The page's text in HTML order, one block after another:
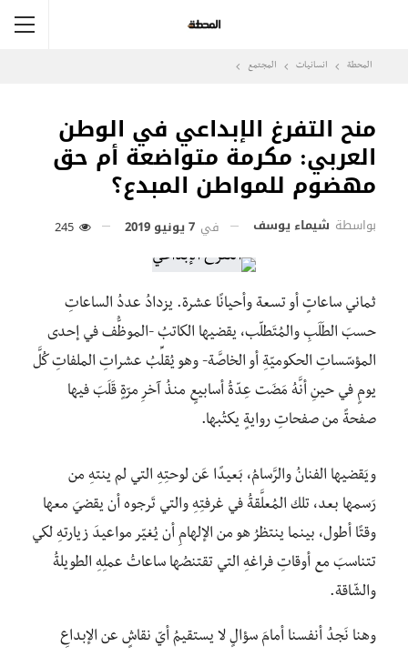
المحطة انسانيات المجتمع
منح التفرغ الإبداعي في الوطن
العربي: مكرمة متواضعة أم حق
مهضوم للمواطن المبدع؟
بواسطة شيماء يوسف في 7 يونيو 2019
ثماني ساعاتٍ أو تسعة وأحيانًا عشرة. يزدادُ عددُ الساعاتِ
حسبَ الطَلَبِ والمُتَطلّب، يقضيها الكاتبُ -الموظُّف في إحدى
المؤسّساتِ الحكوميّةِ أو الخاصَّة- وهو يُقلِّبُ عشراتِ الملفاتِ كُلَّ
يومٍ في حينِ أنَّهُ مَضَت عِدّةُ أسابيعٍ منذُ آخرِ مرّةٍ قَلَبَ فيها
صفحةً من صفحاتِ روايةٍ يكتُبها.
ويَقضيها الفنانُ والرَّسامُ، بَعيدًا عَن لوحتِهِ التي لم ينتهِ من
رَسمها بعد، تلك المُعلَّقةُ في غرفتِهِ والتي تَرجوه أن يقضيَ معها
وقتًا أطول، بينما ينتظرُ هو من الإلهامِ أن يُغيّر مواعيدَ زيارتِهِ لكي
تتناسبَ مع أوقاتِ فراغهِ التي تقتنصُها ساعاتُ عملِهِ الطويلةُ
والشّاقة.
وهنا نَجدُ أنفسنا أمامَ سؤالٍ لا يستقيمُ أيّ نقاشٍ عن الإبداعِ